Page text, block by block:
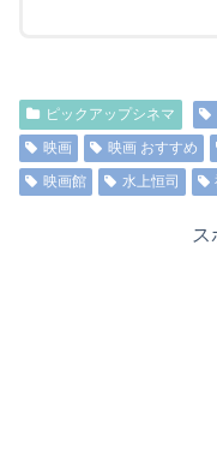
ピックアップシネマ
映画
映画 おすすめ
映画館
水上恒司
ス